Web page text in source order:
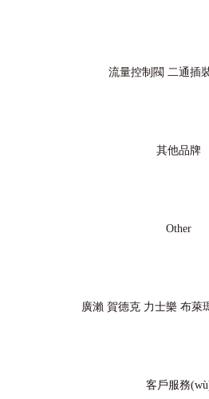
流量控制閥 二通插
其他品牌
Other
廣瀨 賀德克 力士樂 布萊
客戶服務